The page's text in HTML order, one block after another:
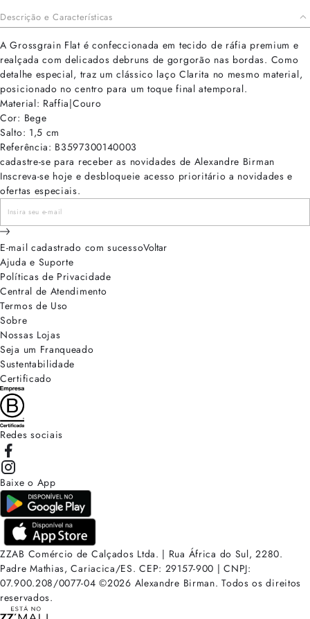
Descrição e Características
A Grossgrain Flat é confeccionada em tecido de ráfia premium e
realçada com delicados debruns de gorgorão nas bordas. Como
detalhe especial, traz um clássico laço Clarita no mesmo material,
posicionado no centro para um toque final atemporal.
Material: Raffia|Couro
Cor: Bege
Salto: 1,5 cm
Referência: B3597300140003
cadastre-se para receber as novidades de Alexandre Birman
Inscreva-se hoje e desbloqueie acesso prioritário a novidades e
ofertas especiais.
E-mail cadastrado com sucessoVoltar
Ajuda e Suporte
Políticas de Privacidade
Central de Atendimento
Termos de Uso
Sobre
Nossas Lojas
Seja um Franqueado
Sustentabilidade
Certificado
Redes sociais
Baixe o App
ZZAB Comércio de Calçados Ltda. | Rua África do Sul, 2280.
Padre Mathias, Cariacica/ES. CEP: 29157-900 | CNPJ:
07.900.208/0077-04 ©2026 Alexandre Birman. Todos os direitos
reservados.